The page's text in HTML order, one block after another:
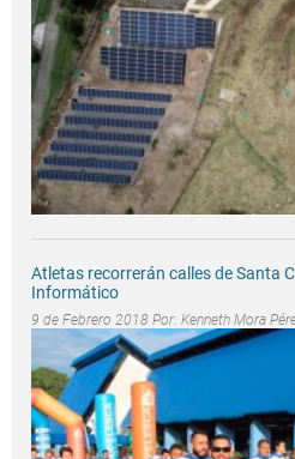
Atletas recorrerán calles de Santa
Informático
9 de Febrero 2018 Por: Kenneth Mora